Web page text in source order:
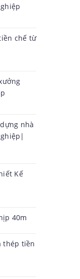
chế từ
nhà
Kế
40m
thép tiền